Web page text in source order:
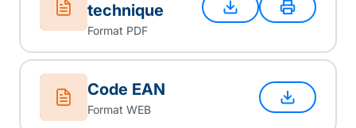
technique
Format PDF
Code EAN
Format WEB